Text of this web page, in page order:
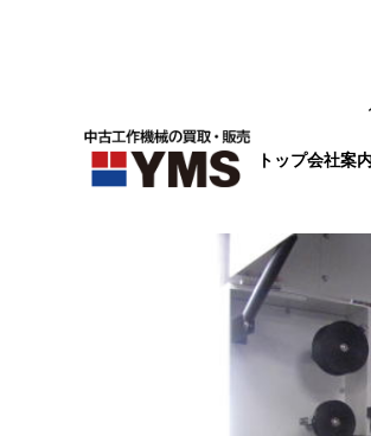
トップ会社案
ワイヤーカット